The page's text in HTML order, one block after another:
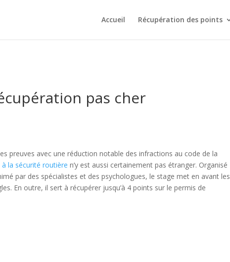
Accueil Récupération des points
pas cher
preuves avec une réduction notable des infractions au code de la
la sécurité routière n’y est aussi certainement pas étranger. Organisé
par des spécialistes et des psychologues, le stage met en avant les
En outre, il sert à récupérer jusqu’à 4 points sur le permis de